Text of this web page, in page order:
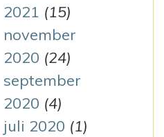
2021 (15)
november
2020 (24)
september
2020 (4)
juli 2020 (1)